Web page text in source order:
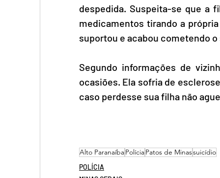
despedida. Suspeita-se que a
medicamentos tirando a
suportou e acabou cometendo
Segundo informações de
ocasiões. Ela sofria de
caso perdesse sua filha não
Alto ParanaíbaPolíciaPatos de Minassuicídio
POLÍCIA